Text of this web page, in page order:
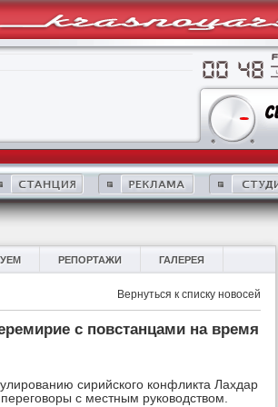
РЕПОРТАЖИ ГАЛЕРЕЯ
Вернуться к списку новосей
с повстанцами на время
сирийского конфликта Лахдар
с местным руководством.